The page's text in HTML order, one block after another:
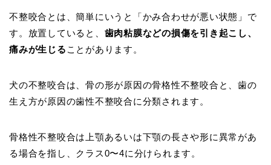
不整咬合とは、簡単にいうと「かみ合わせが悪い状態」で
す。放置していると、 歯肉粘膜などの損傷を引き起こし、
痛みが生じる ことがあります。
犬の不整咬合は、骨の形が原因の骨格性不整咬合と、歯の
生え方が原因の歯性不整咬合に分類されます。
骨格性不整咬合は上顎あるいは下顎の長さや形に異常があ
る場合を指し、クラス0〜4に分けられます。